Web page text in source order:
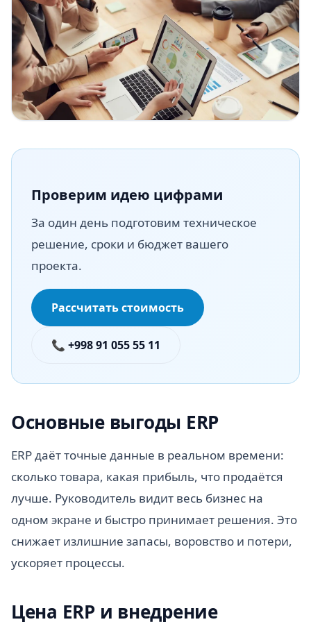
Проверим идею цифрами
За один день подготовим техническое
решение, сроки и бюджет вашего
проекта.
Рассчитать стоимость
📞 +998 91 055 55 11
Основные выгоды ERP
ERP даёт точные данные в реальном времени:
сколько товара, какая прибыль, что продаётся
лучше. Руководитель видит весь бизнес на
одном экране и быстро принимает решения. Это
снижает излишние запасы, воровство и потери,
ускоряет процессы.
Цена ERP и внедрение